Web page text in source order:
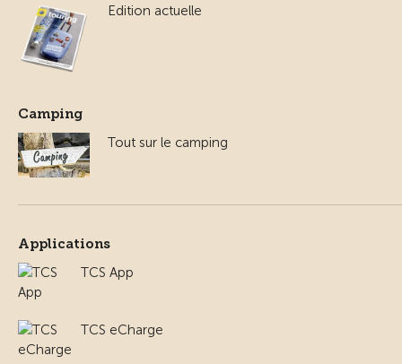
Edition actuelle
Camping
Tout sur le camping
Applications
TCS App
TCS eCharge